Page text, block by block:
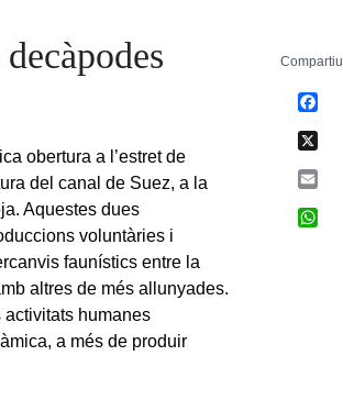
obertura a l’estret de
del canal de Suez, a la
Aquestes dues
voluntàries i
faunístics entre la
altres de més allunyades.
humanes
a més de produir
Compartiu